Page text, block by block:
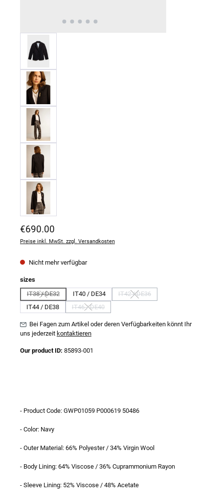
Regulärer Preis:
€690.00
Preise inkl. MwSt. zzgl. Versandkosten
Nicht mehr verfügbar
sizesauswählen
IT38 / DE32
(Diese Option ist zurzeit nicht verfügbar.)
IT40 / DE34 IT42 / DE36
(Diese Option ist zurzeit nicht
IT44 / DE38 IT46 / DE40
(Diese Option ist zurzeit nicht verfügbar.)
Bei Fagen zum Artikel oder deren Verfügbarkeiten könnt Ihr
uns jederzeit kontaktieren
Our product ID: 85893-001
- Product Code: GWP01059 P000619 50486
- Color: Navy
- Outer Material: 66% Polyester / 34% Virgin Wool
- Body Lining: 64% Viscose / 36% Cuprammonium Rayon
- Sleeve Lining: 52% Viscose / 48% Acetate